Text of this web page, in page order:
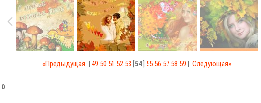
«Предыдущая 49 50 51 52 53 54 55 56 57 58 59 Следующая»
0